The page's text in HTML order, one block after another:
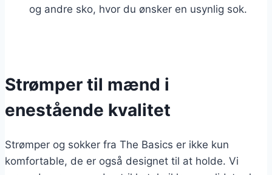
og andre sko, hvor du ønsker en usynlig sok.
Strømper til mænd i
enestående kvalitet
Strømper og sokker fra The Basics er ikke kun
komfortable, de er også designet til at holde. Vi